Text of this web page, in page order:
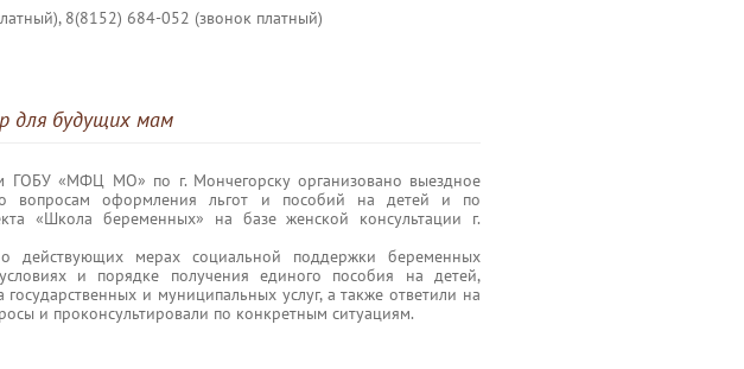
8(8152) 684-052 (звонок платный)
для будущих мам
ГОБУ «МФЦ МО» по г. Мончегорску организовано выездное
вопросам оформления льгот и пособий на детей и по
«Школа беременных» на базе женской консультации г.
действующих мерах социальной поддержки беременных
и порядке получения единого пособия на детей,
и муниципальных услуг, а также ответили на
и проконсультировали по конкретным ситуациям.